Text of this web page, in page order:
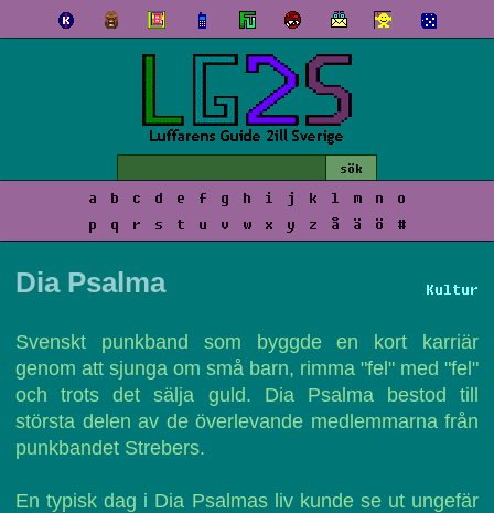
a b c d e f g h i j k l m n
o
p
q r s t u v w x y z å ä ö #
Kultur
Dia Psalma
Svenskt punkband som byggde en kort karriär
genom att sjunga om små barn, rimma "fel" med "fel"
och trots det sälja guld. Dia Psalma bestod till
största delen av de överlevande medlemmarna från
punkbandet Strebers.
En typisk dag i Dia Psalmas liv kunde se ut ungefär